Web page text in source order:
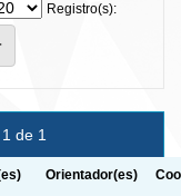
Registro(s):
de 1
Orientador(es)